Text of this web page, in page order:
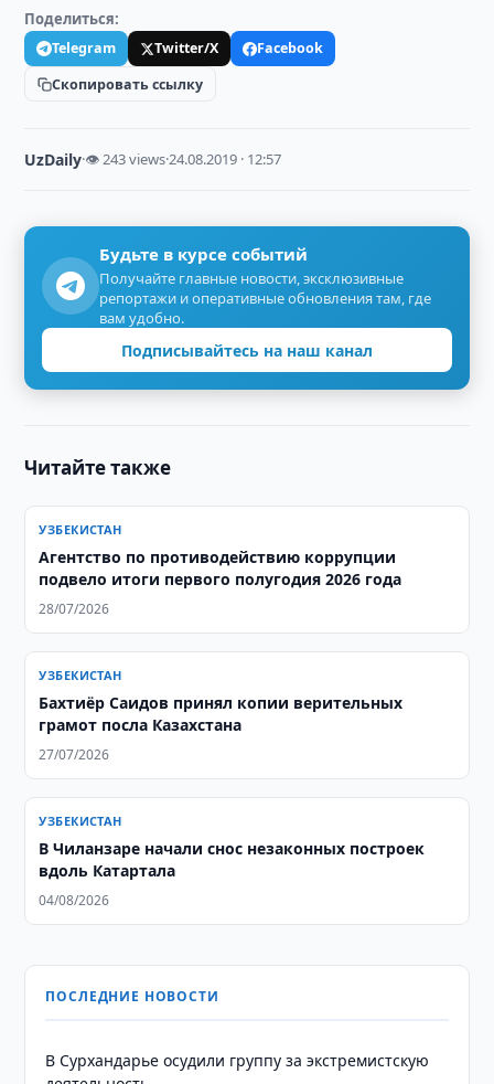
Поделиться:
Telegram Twitter/X
Facebook
Скопировать ссылку
UzDaily·👁 243 views·24.08.2019 · 12:57
Будьте в курсе событий
Получайте главные новости, эксклюзивные
репортажи и оперативные обновления там, где
вам удобно.
Подписывайтесь на наш канал
Читайте также
УЗБЕКИСТАН
Агентство по противодействию коррупции
подвело итоги первого полугодия 2026 года
28/07/2026
УЗБЕКИСТАН
Бахтиёр Саидов принял копии верительных
грамот посла Казахстана
27/07/2026
УЗБЕКИСТАН
В Чиланзаре начали снос незаконных построек
вдоль Катартала
04/08/2026
ПОСЛЕДНИЕ НОВОСТИ
В Сурхандарье осудили группу за экстремистскую